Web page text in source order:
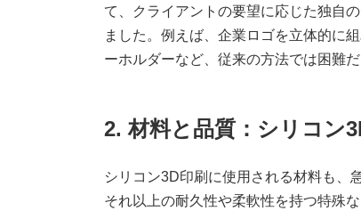
て、クライアントの要望に応じた独自
ました。例えば、企業ロゴを立体的に
ーホルダーなど、従来の方法では困難
2. 材料と品質：シリコン
シリコン3D印刷に使用される材料も、
それ以上の耐久性や柔軟性を持つ特殊